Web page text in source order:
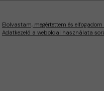
Elolvastam, megértettem és
Adatkezelő a weboldal használata